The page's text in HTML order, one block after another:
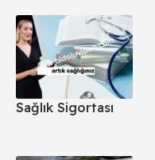
Sağlık Sigortası